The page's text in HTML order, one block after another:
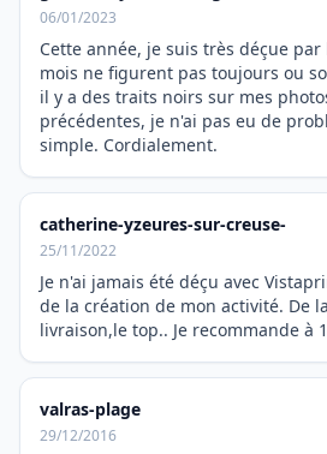
06/01/2023
Cette année, je suis très déçue par
mois ne figurent pas toujours ou
il y a des traits noirs sur mes
précédentes, je n'ai pas eu de
simple. Cordialement.
catherine-yzeures-sur-creuse-
25/11/2022
Je n'ai jamais été déçu avec
de la création de mon activité. De
livraison,le top.. Je recommande à
valras-plage
29/12/2016